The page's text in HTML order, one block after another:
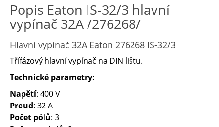
Popis Eaton IS-32/3 hlavní
vypínač 32A /276268/
Hlavní vypínač 32A Eaton 276268 IS-32/3
Třífázový hlavní vypínač na DIN lištu.
Technické parametry:
Napětí: 400 V
Proud: 32 A
Počet pólů: 3